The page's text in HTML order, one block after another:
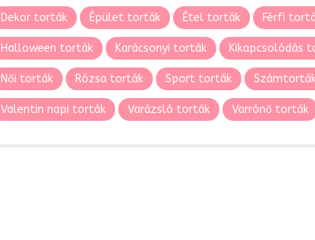
Dekor torták Épület torták Étel torták Férfi
Halloween torták Karácsonyi torták Kikapcsolódás
Női torták Rózsa torták Sport torták
Valentin napi torták Varázsló torták Varrónő torták